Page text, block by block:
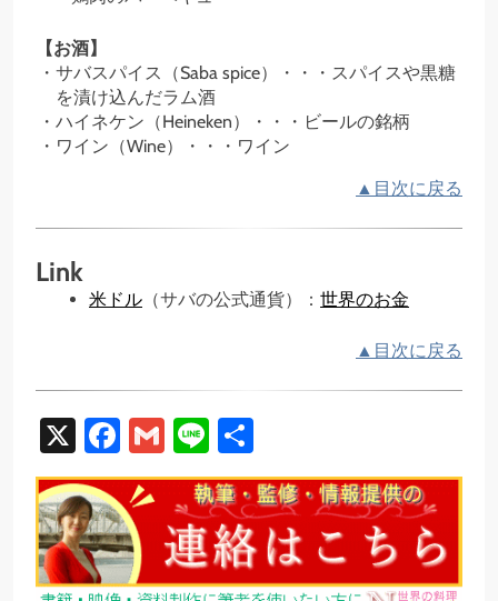
【お酒】
サバスパイス（Saba spice）・・・スパイスや黒糖
を漬け込んだラム酒
ハイネケン（Heineken）・・・ビールの銘柄
ワイン（Wine）・・・ワイン
▲目次に戻る
Link
米ドル （サバの公式通貨）： 世界のお金
▲目次に戻る
X Facebook
Gmail
Line
有